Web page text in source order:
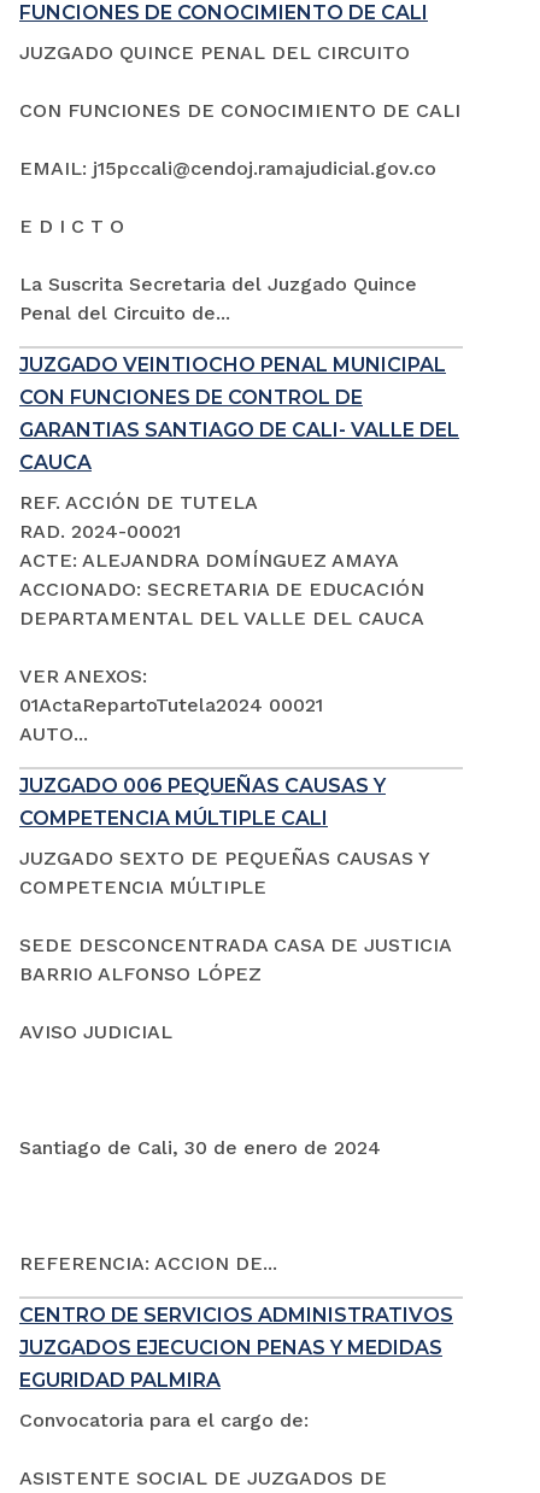
FUNCIONES DE CONOCIMIENTO DE CALI
JUZGADO QUINCE PENAL DEL CIRCUITO
CON FUNCIONES DE CONOCIMIENTO DE CALI
EMAIL: j15pccali@cendoj.ramajudicial.gov.co
E D I C T O
La Suscrita Secretaria del Juzgado Quince
Penal del Circuito de...
JUZGADO VEINTIOCHO PENAL MUNICIPAL
CON FUNCIONES DE CONTROL DE
GARANTIAS SANTIAGO DE CALI- VALLE DEL
CAUCA
REF. ACCIÓN DE TUTELA
RAD. 2024-00021
ACTE: ALEJANDRA DOMÍNGUEZ AMAYA
ACCIONADO: SECRETARIA DE EDUCACIÓN
DEPARTAMENTAL DEL VALLE DEL CAUCA
VER ANEXOS:
01ActaRepartoTutela2024 00021
AUTO...
JUZGADO 006 PEQUEÑAS CAUSAS Y
COMPETENCIA MÚLTIPLE CALI
JUZGADO SEXTO DE PEQUEÑAS CAUSAS Y
COMPETENCIA MÚLTIPLE
SEDE DESCONCENTRADA CASA DE JUSTICIA
BARRIO ALFONSO LÓPEZ
AVISO JUDICIAL
Santiago de Cali, 30 de enero de 2024
REFERENCIA: ACCION DE...
CENTRO DE SERVICIOS ADMINISTRATIVOS
JUZGADOS EJECUCION PENAS Y MEDIDAS
EGURIDAD PALMIRA
Convocatoria para el cargo de:
ASISTENTE SOCIAL DE JUZGADOS DE